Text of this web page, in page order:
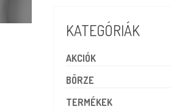
KATEGÓRIÁK
AKCIÓK
BÖRZE
TERMÉKEK